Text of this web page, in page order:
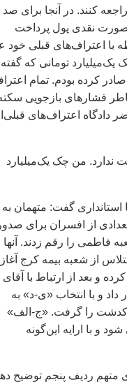
کنند. در آنجا برای صد
صورت نقدی پول پرداخت
با اعتراف‌های قبلی خود
تومانی که گفته
کرده بودم. تمام
فشارهای بازجويی
دادگاه اعتراف‌های
ندارد. من چک يک‌ميليارد
استانداری گفت: متهمان به
از افسران برای صدور
فاطمی را رقم زدند. آنها
ف» و «ح-ن» را به کرج فرستادند که از سال ۸۴ اختلاس از شعبه بيمه کرج آغاز
و بعد از ارتباط با آقای
و با انتخاب «ی-د» به
را گرفت. «ج-الف»
و با ارايه اين‌گونه
رديف پنجم توضيح